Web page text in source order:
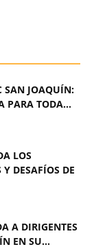
SAN JOAQUÍN:
PARA TODA...
LOS
Y DESAFÍOS DE
A DIRIGENTES
EN SU...